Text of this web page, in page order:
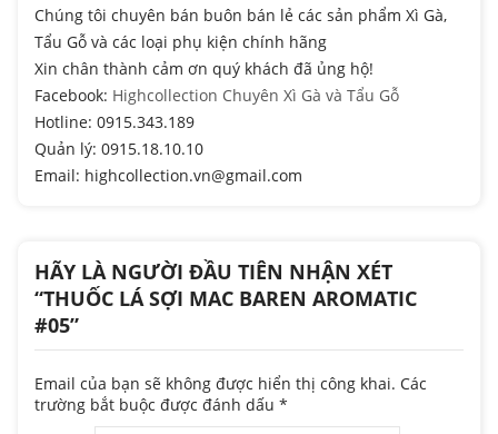
Chúng tôi chuyên bán buôn bán lẻ các sản phẩm Xì Gà,
Tẩu Gỗ và các loại phụ kiện chính hãng
Xin chân thành cảm ơn quý khách đã ủng hộ!
Facebook: Highcollection Chuyên Xì Gà và Tẩu Gỗ
Hotline: 0915.343.189
Quản lý: 0915.18.10.10
Email: highcollection.vn@gmail.com
HÃY LÀ NGƯỜI ĐẦU TIÊN NHẬN XÉT
“THUỐC LÁ SỢI MAC BAREN AROMATIC
#05”
Email của bạn sẽ không được hiển thị công khai. Các
trường bắt buộc được đánh dấu *